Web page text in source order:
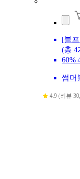
[블
(총 4
60%
썸머
4.9 (리뷰